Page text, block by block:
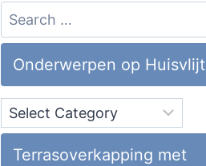
Search
for:
Onderwerpen op Huisvlijt
Onderwerpen
op
Huisvlijt
Terrasoverkapping met